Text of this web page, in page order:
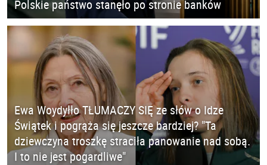
Polskie państwo stanęło po stronie banków
Ewa Woydyłło TŁUMACZY SIĘ ze słów o Idze
Świątek i pogrąża się jeszcze bardziej? "Ta
dziewczyna troszkę straciła panowanie nad sobą.
I to nie jest pogardliwe"